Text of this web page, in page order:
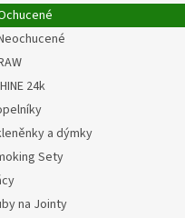
24k
a dýmky
Sety
na Jointy